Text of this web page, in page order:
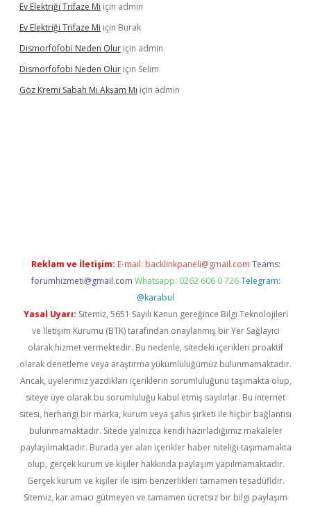
Ev Elektriği Trifaze Mi için admin
Ev Elektriği Trifaze Mi için Burak
Dismorfofobi Neden Olur için admin
Dismorfofobi Neden Olur için Selim
Göz Kremi Sabah Mı Akşam Mı için admin
Reklam ve İletişim: E-mail: backlinkpaneli@gmail.com Teams:
forumhizmeti@gmail.com Whatsapp: 0262 606 0 726 Telegram:
@karabul
Yasal Uyarı: Sitemiz, 5651 Sayılı Kanun gereğince Bilgi Teknolojileri
ve İletişim Kurumu (BTK) tarafından onaylanmış bir Yer Sağlayıcı
olarak hizmet vermektedir. Bu nedenle, sitedeki içerikleri proaktif
olarak denetleme veya araştırma yükümlülüğümüz bulunmamaktadır.
Ancak, üyelerimiz yazdıkları içeriklerin sorumluluğunu taşımakta olup,
siteye üye olarak bu sorumluluğu kabul etmiş sayılırlar. Bu internet
sitesi, herhangi bir marka, kurum veya şahıs şirketi ile hiçbir bağlantısı
bulunmamaktadır. Sitede yalnızca kendi hazırladığımız makaleler
paylaşılmaktadır. Burada yer alan içerikler haber niteliği taşımamakta
olup, gerçek kurum ve kişiler hakkında paylaşım yapılmamaktadır.
Gerçek kurum ve kişiler ile isim benzerlikleri tamamen tesadüfidir.
Sitemiz, kar amacı gütmeyen ve tamamen ücretsiz bir bilgi paylaşım